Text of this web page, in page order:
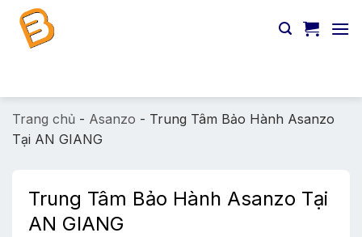
Chuyển
đến
Trang chủ - Asanzo - Trung Tâm Bảo Hành Asanzo
Tại AN GIANG
Trung Tâm Bảo Hành Asanzo Tại
AN GIANG